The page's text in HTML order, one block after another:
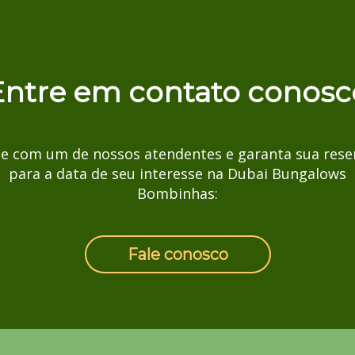
em contato
com um de nossos atendentes e garanta sua
para a data de seu interesse na Dubai Bungalows
Bombinhas:
Fale conosco